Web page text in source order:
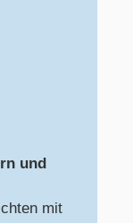
und
mit